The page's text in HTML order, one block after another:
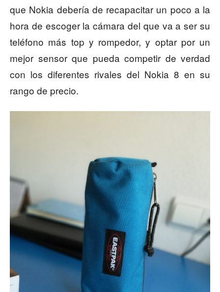
que Nokia debería de recapacitar un poco a la
hora de escoger la cámara del que va a ser su
teléfono más top y rompedor, y optar por un
mejor sensor que pueda competir de verdad
con los diferentes rivales del Nokia 8 en su
rango de precio.